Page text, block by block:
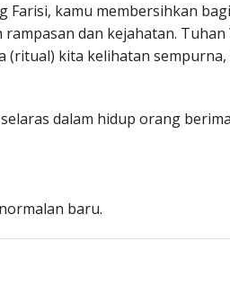
kamu membersihkan
dan kejahatan. Tuhan
(ritual) kita kelihatan
dalam hidup orang
baru.